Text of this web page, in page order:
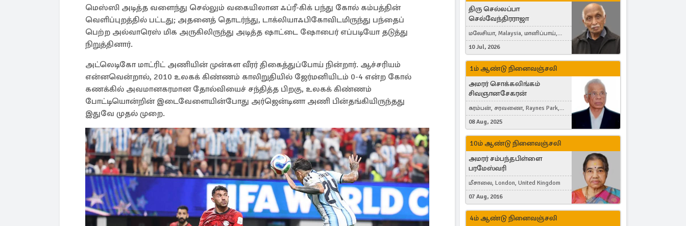
மெஸ்ஸி அடித்த வளைந்து செல்லும் வகையிலான ஃப்ரீ-கிக் பந்து கோல் கம்பத்தின்
வெளிப்புறத்தில் பட்டது; அதனைத் தொடர்ந்து, டாக்லியாஃபிகோவிடமிருந்து பந்தைப்
பெற்ற அல்வாரெஸ் மிக அருகிலிருந்து அடித்த ஷாட்டை ஷோபைர் எப்படியோ தடுத்து
நிறுத்தினார்.
அட்லெடிகோ மாட்ரிட் அணியின் முன்கள வீரர் திகைத்துப்போய் நின்றார். ஆச்சரியம்
என்னவென்றால், 2010 உலகக் கிண்ணம் காலிறுதியில் ஜேர்மனியிடம் 0-4 என்ற கோல்
கணக்கில் அவமானகரமான தோல்வியைச் சந்தித்த பிறகு, உலகக் கிண்ணம்
போட்டியொன்றின் இடைவேளையின்போது அர்ஜென்டினா அணி பின்தங்கியிருந்தது
இதுவே முதல் முறை.
திரு செல்லப்பா
செல்வேந்திரராஜா
மலேசியா, Malaysia, மானிப்பாய்,
Duisburg, Germany, London, United
Kingdom
10 Jul, 2026
1ம் ஆண்டு நினைவஞ்சலி
அமரர் சொக்கலிங்கம்
சிவஞானசேகரன்
கரம்பன், சரவணை, Raynes Park,
London, United Kingdom
08 Aug, 2025
10ம் ஆண்டு நினைவஞ்சலி
அமரர் சம்பந்தபிள்ளை
பரமேஸ்வரி
மீசாலை, London, United Kingdom
07 Aug, 2016
4ம் ஆண்டு நினைவஞ்சலி